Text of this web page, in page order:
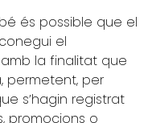
és possible que el
el
la finalitat que
permetent, per
s’hagin registrat
promocions o